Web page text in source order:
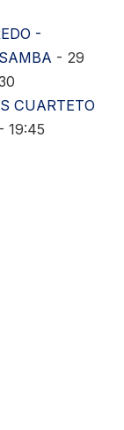
-
- 29
CUARTETO
19:45